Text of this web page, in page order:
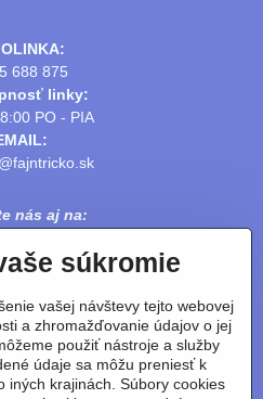
688 875
linky:
PO - PIA
nás aj na:
súkromie
vašej návštevy tejto webovej
a zhromažďovanie údajov o jej
použiť nástroje a služby
údaje sa môžu preniesť k
iných krajinách. Súbory cookies